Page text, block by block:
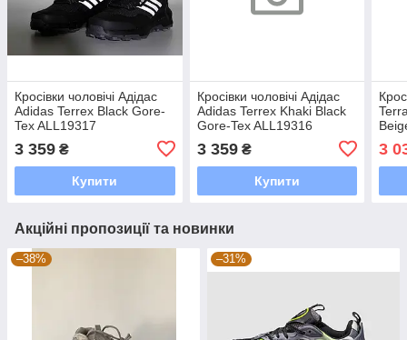
Кросівки чоловічі Адідас
Adidas Terrex Black Gore-
Tex ALL19317
3 359 ₴
Купити
Кросівки чоловічі Адідас
Adidas Terrex Khaki Black
Gore-Tex ALL19316
3 359₴
Купити
3
Акційні пропозиції та новинки
–38% –31%